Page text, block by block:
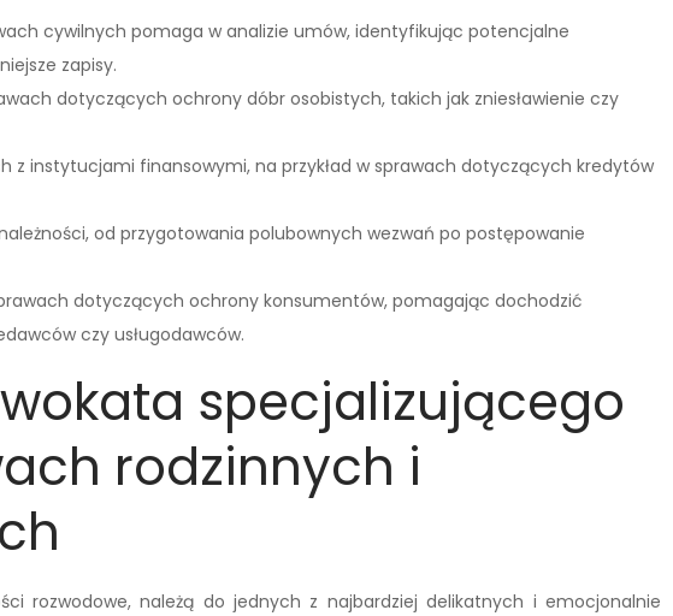
cywilnych pomaga w analizie umów, identyfikując potencjalne
zapisy.
dotyczących ochrony dóbr osobistych, takich jak zniesławienie czy
z instytucjami finansowymi, na przykład w sprawach dotyczących kredytów
od przygotowania polubownych wezwań po postępowanie
dotyczących ochrony konsumentów, pomagając dochodzić
czy usługodawców.
specjalizującego
rodzinnych i
rozwodowe, należą do jednych z najbardziej delikatnych i emocjonalnie